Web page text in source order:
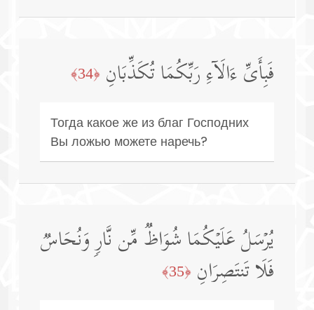
فَبِأَیِّ ءَالَاۤءِ رَبِّكُمَا تُكَذِّبَانِ ﴿34﴾
Тогда какое же из благ Господних
Вы ложью можете наречь?
یُرۡسَلُ عَلَیۡكُمَا شُوَاظࣱ مِّن نَّارࣲ وَنُحَاسࣱ
فَلَا تَنتَصِرَانِ ﴿35﴾